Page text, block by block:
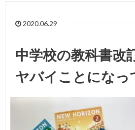
2020.06.29
中学校の教科書
ヤバイことになっ